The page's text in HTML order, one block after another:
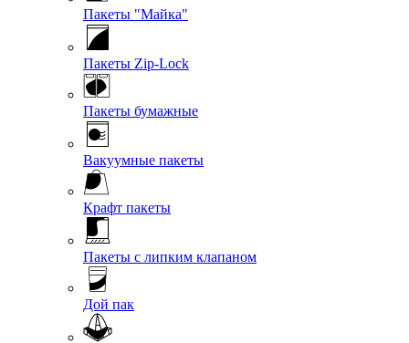
Пакеты "Майка"
Пакеты Zip-Lock
Пакеты бумажные
Вакуумные пакеты
Крафт пакеты
Пакеты с липким клапаном
Дой пак